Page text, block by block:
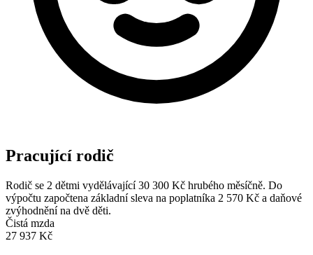
Pracující rodič
Rodič se 2 dětmi vydělávající 30 300 Kč hrubého měsíčně. Do
výpočtu započtena základní sleva na poplatníka 2 570 Kč a daňové
zvýhodnění na dvě děti.
Čistá mzda
27 937 Kč